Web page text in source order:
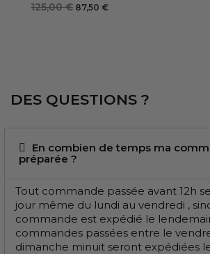
125,00 € 87,50 €
DES QUESTIONS ?
En combien de temps ma
préparée ?
Tout commande passée avant 12h
jour même du lundi au vendredi ,
commande est expédié le
commandes passées entre le
dimanche minuit seront expédiées